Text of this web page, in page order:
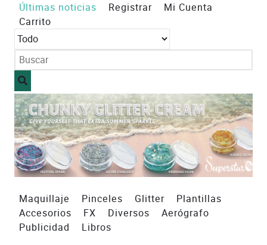
Últimas noticias Registrar
Mi Cuenta
Carrito
Maquillaje Pinceles Glitter
Plantillas
Accesorios
FX Diversos
Aerógrafo
Publicidad
Libros